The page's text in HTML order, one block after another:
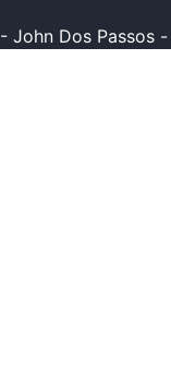
- John Dos Passos -